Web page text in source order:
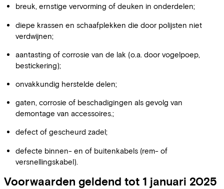
breuk, ernstige vervorming of deuken in onderdelen;
diepe krassen en schaafplekken die door polijsten niet
verdwijnen;
aantasting of corrosie van de lak (o.a. door vogelpoep,
bestickering);
onvakkundig herstelde delen;
gaten, corrosie of beschadigingen als gevolg van
demontage van accessoires.;
defect of gescheurd zadel;
defecte binnen- en of buitenkabels (rem- of
versnellingskabel).
Voorwaarden geldend tot 1 januari 2025